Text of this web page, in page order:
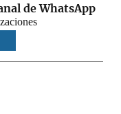
de WhatsApp